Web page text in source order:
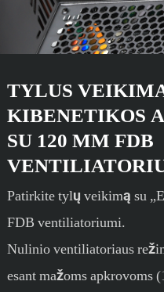
TYLUS
KIBENETIKOS
SU 120 MM FDB
Patirkite tylų veikimą su
FDB ventiliatoriumi.
Nulinio ventiliatoriaus
esant mažoms apkrovoms